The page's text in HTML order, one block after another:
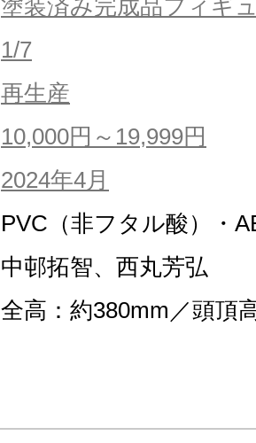
塗装済み完成品フィギ
1/7
再生産
10,000円～19,999円
2024年4月
PVC（非フタル酸）・
中邨拓智、西丸芳弘
全高：約380mm／頭頂